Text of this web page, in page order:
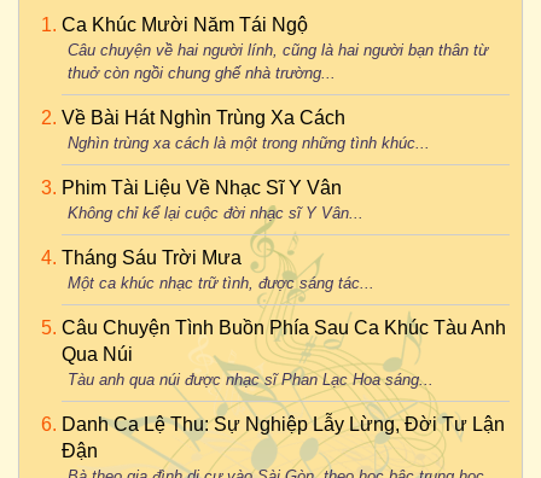
Ca Khúc Mười Năm Tái Ngộ
Câu chuyện về hai người lính, cũng là hai người bạn thân từ
thuở còn ngồi chung ghế nhà trường...
Về Bài Hát Nghìn Trùng Xa Cách
Nghìn trùng xa cách là một trong những tình khúc...
Phim Tài Liệu Về Nhạc Sĩ Y Vân
Không chỉ kể lại cuộc đời nhạc sĩ Y Vân...
Tháng Sáu Trời Mưa
Một ca khúc nhạc trữ tình, được sáng tác...
Câu Chuyện Tình Buồn Phía Sau Ca Khúc Tàu Anh
Qua Núi
Tàu anh qua núi được nhạc sĩ Phan Lạc Hoa sáng...
Danh Ca Lệ Thu: Sự Nghiệp Lẫy Lừng, Đời Tư Lận
Đận